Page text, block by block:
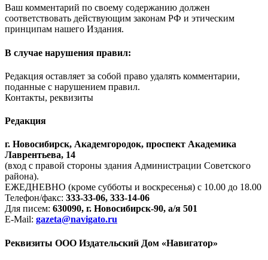
Ваш комментарий по своему содержанию должен
соответствовать действующим законам РФ и этическим
принципам нашего Издания.
В случае нарушения правил:
Редакция оставляет за собой право удалять комментарии,
поданные с нарушением правил.
Контакты, реквизиты
Редакция
г. Новосибирск, Академгородок, проспект Академика
Лаврентьева, 14
(вход с правой стороны здания Администрации Советского
района).
ЕЖЕДНЕВНО (кроме субботы и воскресенья) с 10.00 до 18.00
Телефон/факс: 333-33-06, 333-14-06
Для писем: 630090, г. Новосибирск-90, а/я 501
E-Mail: gazeta@navigato.ru
Реквизиты ООО Издательский Дом «Навигатор»